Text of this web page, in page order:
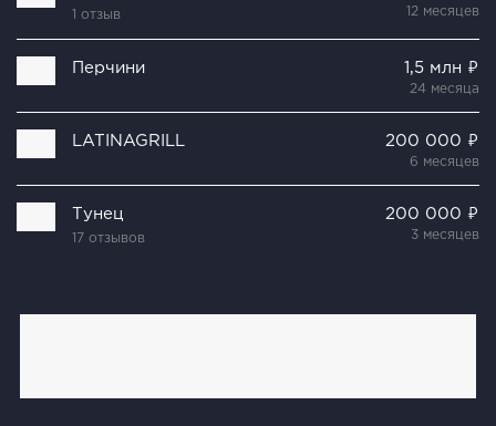
1 отзыв 12 месяцев
Перчини 1,5 млн ₽
24 месяца
LATINAGRILL 200 000 ₽
6 месяцев
Тунец
17 отзывов
200 000 ₽
3 месяцев